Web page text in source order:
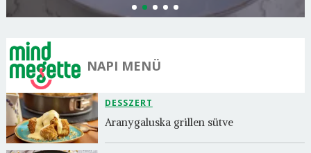
NAPI MENÜ
DESSZERT
Aranygaluska grillen sütve